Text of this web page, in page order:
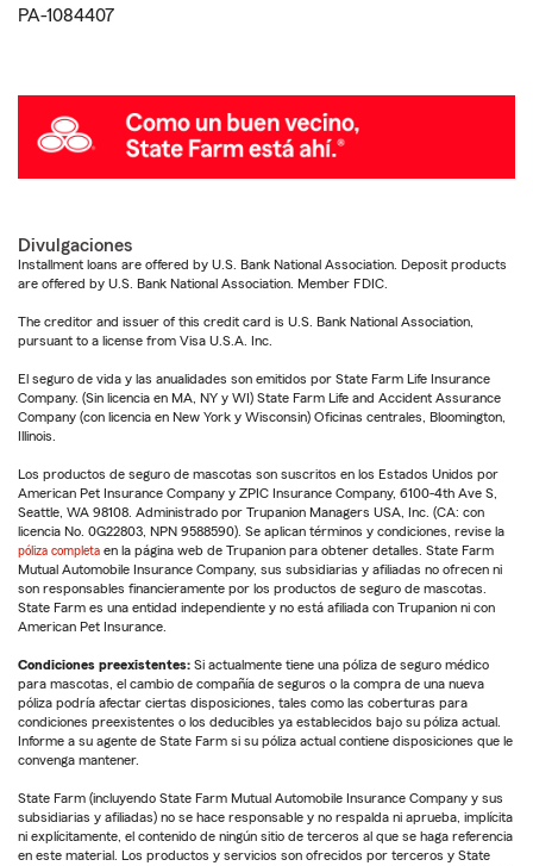
PA-1084407
Divulgaciones
Installment loans are offered by U.S. Bank National Association. Deposit products
are offered by U.S. Bank National Association. Member FDIC.
The creditor and issuer of this credit card is U.S. Bank National Association,
pursuant to a license from Visa U.S.A. Inc.
El seguro de vida y las anualidades son emitidos por State Farm Life Insurance
Company. (Sin licencia en MA, NY y WI) State Farm Life and Accident Assurance
Company (con licencia en New York y Wisconsin) Oficinas centrales, Bloomington,
Illinois.
Los productos de seguro de mascotas son suscritos en los Estados Unidos por
American Pet Insurance Company y ZPIC Insurance Company, 6100-4th Ave S,
Seattle, WA 98108. Administrado por Trupanion Managers USA, Inc. (CA: con
licencia No. 0G22803, NPN 9588590). Se aplican términos y condiciones, revise la
póliza completa en la página web de Trupanion para obtener detalles. State Farm
Mutual Automobile Insurance Company, sus subsidiarias y afiliadas no ofrecen ni
son responsables financieramente por los productos de seguro de mascotas.
State Farm es una entidad independiente y no está afiliada con Trupanion ni con
American Pet Insurance.
Condiciones preexistentes: Si actualmente tiene una póliza de seguro médico
para mascotas, el cambio de compañía de seguros o la compra de una nueva
póliza podría afectar ciertas disposiciones, tales como las coberturas para
condiciones preexistentes o los deducibles ya establecidos bajo su póliza actual.
Informe a su agente de State Farm si su póliza actual contiene disposiciones que le
convenga mantener.
State Farm (incluyendo State Farm Mutual Automobile Insurance Company y sus
subsidiarias y afiliadas) no se hace responsable y no respalda ni aprueba, implícita
ni explícitamente, el contenido de ningún sitio de terceros al que se haga referencia
en este material. Los productos y servicios son ofrecidos por terceros y State